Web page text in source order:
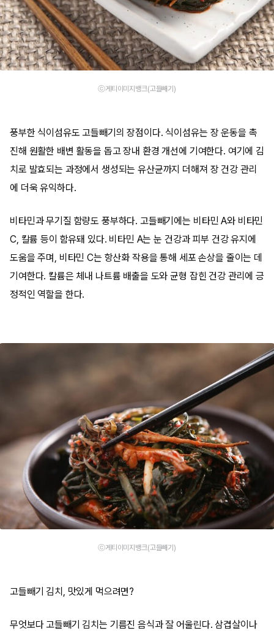
ⓒ게티이미지뱅크(고들빼기)
풍부한 식이섬유도 고들빼기의 장점이다. 식이섬유는 장 운동을 촉
진해 원활한 배변 활동을 돕고 장내 환경 개선에 기여한다. 여기에 김
치로 발효되는 과정에서 생성되는 유산균까지 더해져 장 건강 관리
에 더욱 유익하다.
비타민과 무기질 함량도 풍부하다. 고들빼기에는 비타민 A와 비타민
C, 칼륨 등이 함유돼 있다. 비타민 A는 눈 건강과 피부 건강 유지에
도움을 주며, 비타민 C는 항산화 작용을 통해 세포 손상을 줄이는 데
기여한다. 칼륨은 체내 나트륨 배출을 도와 균형 잡힌 건강 관리에 긍
정적인 역할을 한다.
ⓒ게티이미지뱅크(고들빼기)
고들빼기 김치, 맛있게 먹으려면?
무엇보다 고들빼기 김치는 기름진 음식과 잘 어울린다. 삼겹살이나